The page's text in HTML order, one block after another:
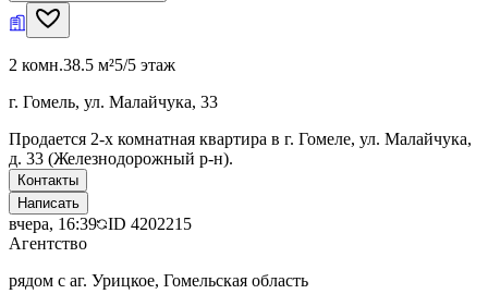
2 комн.38.5 м²5/5 этаж
г. Гомель, ул. Малайчука, 33
Продается 2-х комнатная квартира в г. Гомеле, ул. Малайчука,
д. 33 (Железнодорожный р-н).
Контакты
Написать
вчера, 16:39 ID 4202215
Агентство
рядом с аг. Урицкое, Гомельская область